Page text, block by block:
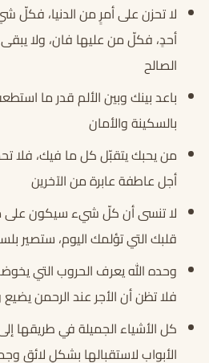
لا تحزن على أمرٍ من الدنيا، فكلّ
أحدٍ، فكلّ من عليها فان، ولا يبقى
الصالح
باعد بينك وبين الألم قدر ما
بالسكينة والأمان
من يحبك يتقبّل كل ما فيك، فلا
أجل عاطفة عابرة من الآخرين
لا تنسى أن كلّ شيء سيكون على
قلبك التي تؤلمك اليوم، ستصير
وحده الله يعرف الحروب التي
فلا تظن أن الأجر عند الرحمن
كل الأشياء الجميلة في طريقها
الأبواب لاستقبالها بشكلٍ لائقٍ